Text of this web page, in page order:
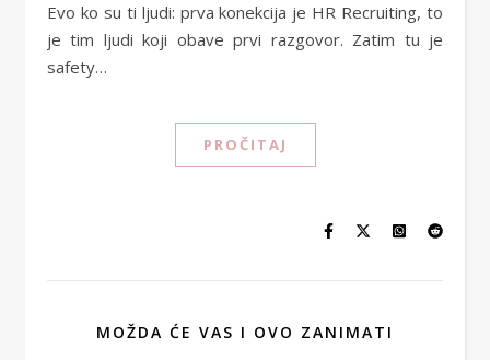
Evo ko su ti ljudi: prva konekcija je HR Recruiting, to
je tim ljudi koji obave prvi razgovor. Zatim tu je
safety…
PROČITAJ
MOŽDA ĆE VAS I OVO ZANIMATI